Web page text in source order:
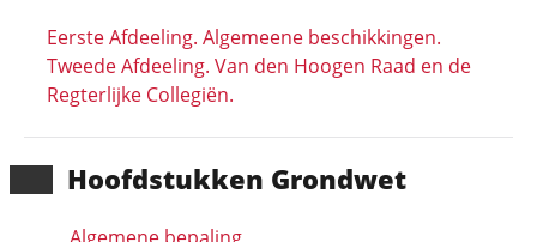
Hoofd­stukken Grondwet
Eerste Afdeeling. Algemeene beschikkingen.
Tweede Afdeeling. Van den Hoogen Raad en de
Regterlijke Collegiën.